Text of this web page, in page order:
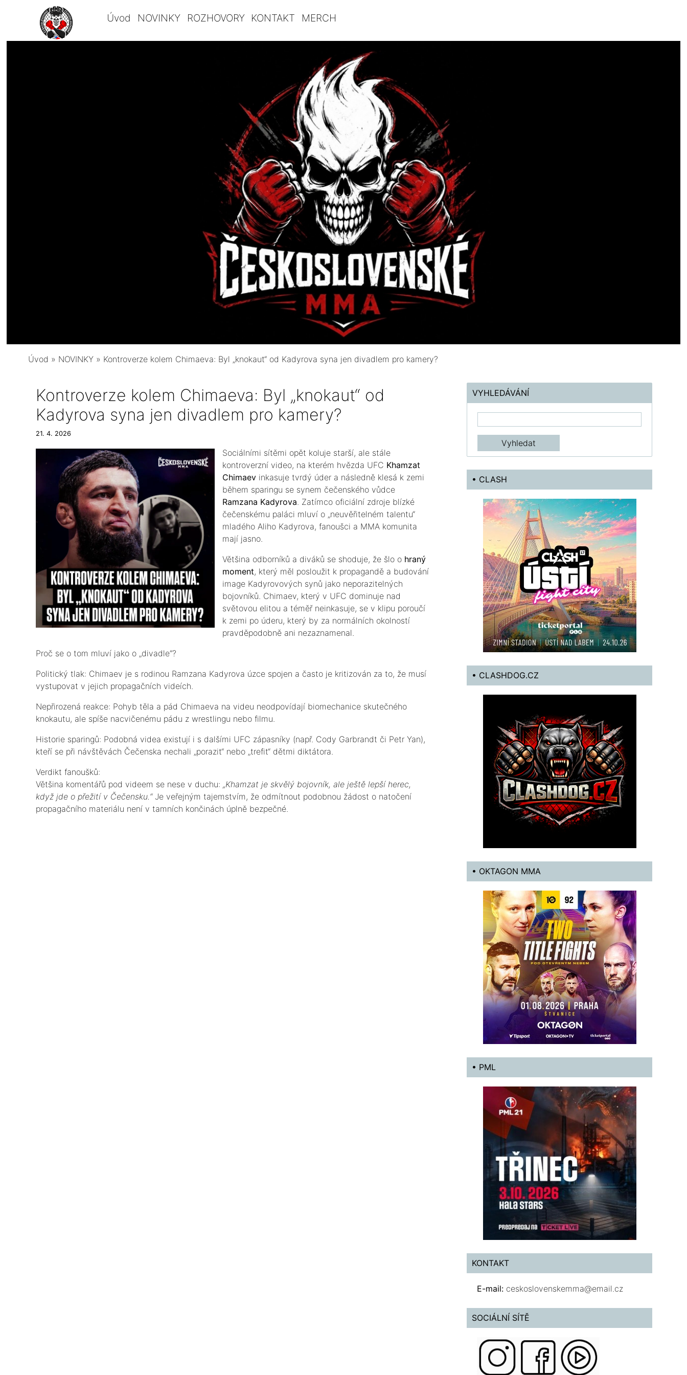
Úvod NOVINKY ROZHOVORY KONTAKT MERCH
Úvod » NOVINKY » Kontroverze kolem Chimaeva: Byl „knokaut“ od Kadyrova syna jen divadlem pro kamery?
Kontroverze kolem Chimaeva: Byl „knokaut“ od
Kadyrova syna jen divadlem pro kamery?
21. 4. 2026
​Sociálními sítěmi opět koluje starší, ale stále
kontroverzní video, na kterém hvězda UFC Khamzat
Chimaev inkasuje tvrdý úder a následně klesá k zemi
během sparingu se synem čečenského vůdce
Ramzana Kadyrova . Zatímco oficiální zdroje blízké
čečenskému paláci mluví o „neuvěřitelném talentu“
mladého Aliho Kadyrova, fanoušci a MMA komunita
mají jasno.
​Většina odborníků a diváků se shoduje, že šlo o hraný
moment, který měl posloužit k propagandě a budování
image Kadyrovových synů jako neporazitelných
bojovníků. Chimaev, který v UFC dominuje nad
světovou elitou a téměř neinkasuje, se v klipu poroučí
k zemi po úderu, který by za normálních okolností
pravděpodobně ani nezaznamenal.
​Proč se o tom mluví jako o „divadle“?
​Politický tlak: Chimaev je s rodinou Ramzana Kadyrova úzce spojen a často je kritizován za to, že musí
vystupovat v jejich propagačních videích.
​Nepřirozená reakce: Pohyb těla a pád Chimaeva na videu neodpovídají biomechanice skutečného
knokautu, ale spíše nacvičenému pádu z wrestlingu nebo filmu.
​Historie sparingů: Podobná videa existují i s dalšími UFC zápasníky (např. Cody Garbrandt či Petr Yan),
kteří se při návštěvách Čečenska nechali „porazit“ nebo „trefit“ dětmi diktátora.
​Verdikt fanoušků:
​Většina komentářů pod videem se nese v duchu: „Khamzat je skvělý bojovník, ale ještě lepší herec,
když jde o přežití v Čečensku.“Je veřejným tajemstvím, že odmítnout podobnou žádost o natočení
propagačního materiálu není v tamních končinách úplně bezpečné.
VYHLEDÁVÁNÍ
• CLASH
• CLASHDOG.CZ
• OKTAGON MMA
• PML
KONTAKT
E-mail: ceskoslovenskemma@email.cz
SOCIÁLNÍ SÍTĚ